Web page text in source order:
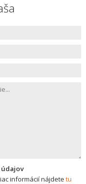
údajov
informácií nájdete tu